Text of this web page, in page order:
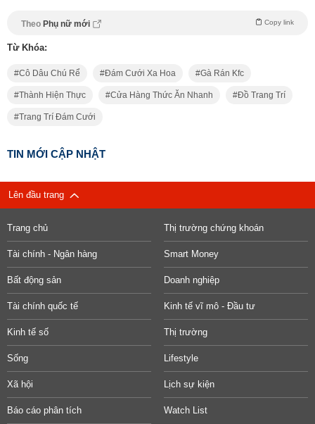
Theo Phụ nữ mới Copy link
Từ Khóa:
Cô Dâu Chú Rể Đám Cưới Xa Hoa Gà Rán Kfc
Thành Hiện Thực Cửa Hàng Thức Ăn Nhanh Đồ Trang Trí
Trang Trí Đám Cưới
TIN MỚI CẬP NHẬT
Lên đầu trang
Trang chủ Thị trường chứng khoán
Tài chính - Ngân hàng Smart Money
Bất động sản Doanh nghiệp
Tài chính quốc tế Kinh tế vĩ mô - Đầu tư
Kinh tế số Thị trường
Sống Lifestyle
Xã hội Lịch sự kiện
Báo cáo phân tích Watch List